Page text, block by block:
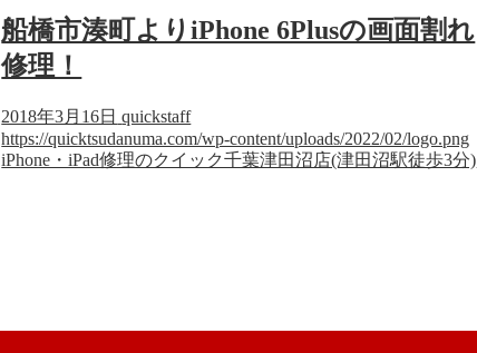
船橋市湊町よりiPhone 6Plusの画面割れ
修理！
2018年3月16日 quickstaff
https://quicktsudanuma.com/wp-content/uploads/2022/02/logo.png
iPhone・iPad修理のクイック千葉津田沼店(津田沼駅徒歩3分)